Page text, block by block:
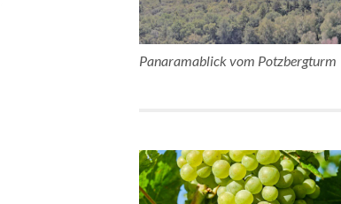
Panaramablick vom Potzbergturm